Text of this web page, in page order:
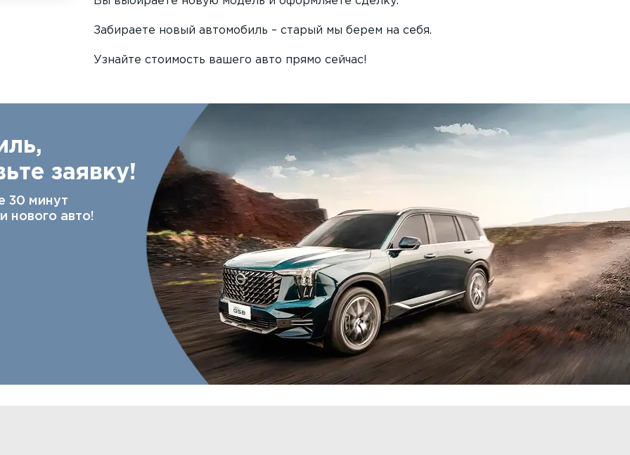
Забираете новый автомобиль – старый мы берем на себя.
Узнайте стоимость вашего авто прямо сейчас!
заявку!
30 минут
нового авто!